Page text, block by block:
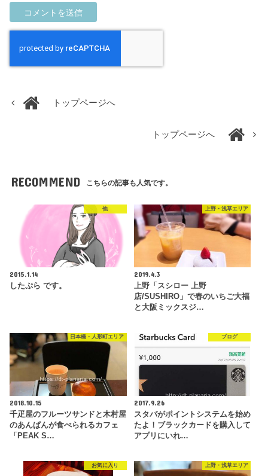
トップページへ
トップページへ
RECOMMEND こちらの記事も人気です。
他
2015.1.14
したぷら です。
上野・浅草エリア
2019.4.3
上野「スシロー 上野
店/SUSHIRO」で春のいちご大福
と大阪ミックスジ…
日本橋・人形町エリア
2018.10.15
千疋屋のフルーツサンドと木村屋
のあんぱんが食べられるカフェ
「PEAK S…
ブログ
2017.9.26
スタバがポイントシステムを始め
たよ！ブラックカードを購入して
アプリにいれ…
お気に入り 上野・浅草エリア